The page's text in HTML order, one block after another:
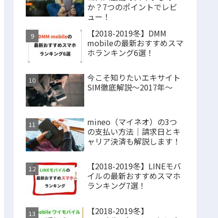
か？7つのポイントでレビ
ュー！
【2018-2019冬】DMM
mobileの最新おすすめスマ
ホランキング6選！
今こそ知りたいエキサイト
SIM徹底解説～2017年～
mineo（マイネオ）の3つ
の支払い方法｜請求日とキ
ャリア決済も解説します！
【2018-2019冬】LINEモバ
イルの最新おすすめスマホ
ランキング7選！
【2018-2019冬】